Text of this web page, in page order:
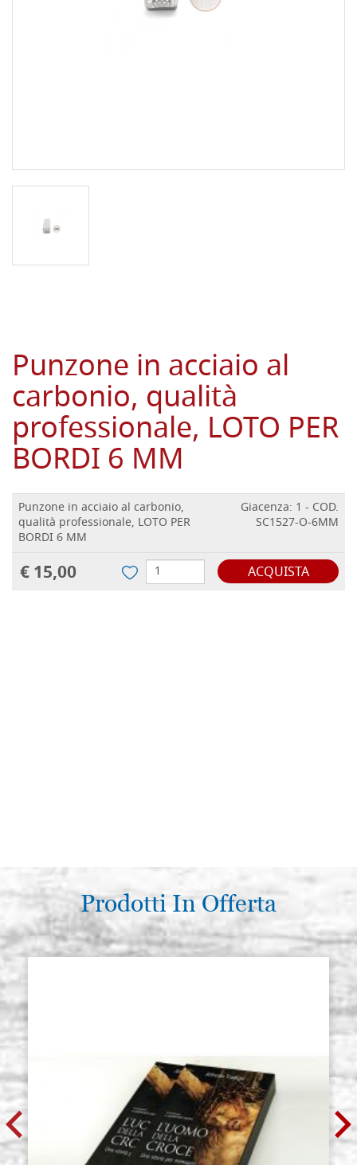
Punzone in acciaio al
carbonio, qualità
professionale, LOTO PER
BORDI 6 MM
Punzone in acciaio al carbonio,
qualità professionale, LOTO PER
BORDI 6 MM
Giacenza: 1 - COD.
SC1527-O-6MM
€ 15,00 ACQUISTA
Prodotti In Offerta